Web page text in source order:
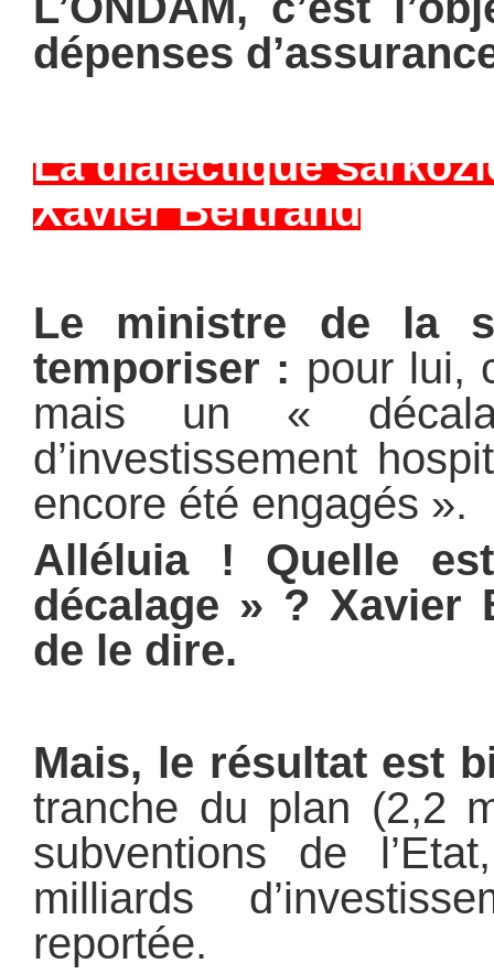
dépenses
La dialectique
Xavier Bertrand
Le ministre de la
temporiser : pour lui,
mais un «
d’investissement
encore été engagés ».
Alléluia ! Quelle
décalage » ? Xavier
de le dire.
Mais, le résultat est
tranche du plan (2,2
subventions de
milliards
reportée.